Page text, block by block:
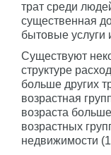
трат среди
существенная
бытовые
Существуют
структуре
больше других
возрастная
возраста
возрастных
недвижимости